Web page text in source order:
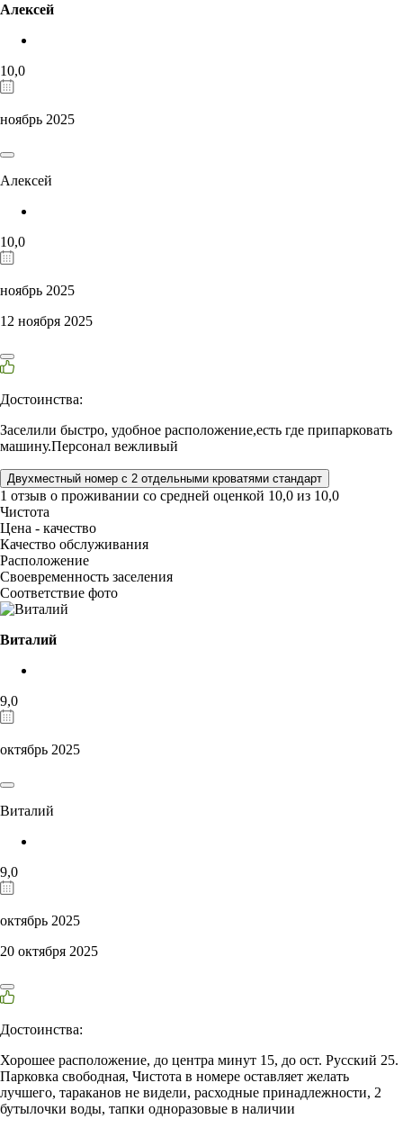
Алексей
10,0
ноябрь 2025
Алексей
10,0
ноябрь 2025
12 ноября 2025
Достоинства:
Заселили быстро, удобное расположение,есть где припарковать
машину.Персонал вежливый
Двухместный номер с 2 отдельными кроватями стандарт
1 отзыв о проживании со средней оценкой 10,0 из 10,0
Чистота
Цена - качество
Качество обслуживания
Расположение
Своевременность заселения
Соответствие фото
Виталий
9,0
октябрь 2025
Виталий
9,0
октябрь 2025
20 октября 2025
Достоинства:
Хорошее расположение, до центра минут 15, до ост. Русский 25.
Парковка свободная, Чистота в номере оставляет желать
лучшего, тараканов не видели, расходные принадлежности, 2
бутылочки воды, тапки одноразовые в наличии